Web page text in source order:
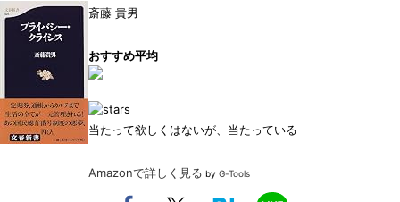
斎藤 貴男
おすすめ平均
当たって欲しくはないが、当たっている
Amazonで詳しく見る by G-Tools